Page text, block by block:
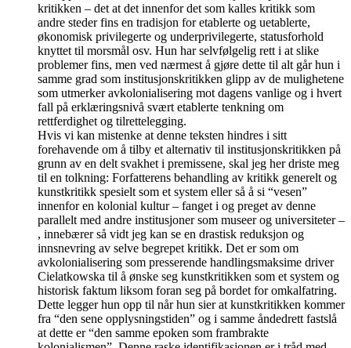
kritikken – det at det innenfor det som kalles kritikk som
andre steder fins en tradisjon for etablerte og uetablerte,
økonomisk privilegerte og underprivilegerte, statusforhold
knyttet til morsmål osv. Hun har selvfølgelig rett i at slike
problemer fins, men ved nærmest å gjøre dette til alt går hun i
samme grad som institusjonskritikken glipp av de mulighetene
som utmerker avkolonialisering mot dagens vanlige og i hvert
fall på erklæringsnivå svært etablerte tenkning om
rettferdighet og tilrettelegging.
Hvis vi kan mistenke at denne teksten hindres i sitt
forehavende om å tilby et alternativ til institusjonskritikken på
grunn av en delt svakhet i premissene, skal jeg her driste meg
til en tolkning: Forfatterens behandling av kritikk generelt og
kunstkritikk spesielt som et system eller så å si “vesen”
innenfor en kolonial kultur – fanget i og preget av denne
parallelt med andre institusjoner som museer og universiteter –
, innebærer så vidt jeg kan se en drastisk reduksjon og
innsnevring av selve begrepet kritikk. Det er som om
avkolonialisering som presserende handlingsmaksime driver
Cielatkowska til å ønske seg kunstkritikken som et system og
historisk faktum liksom foran seg på bordet for omkalfatring.
Dette legger hun opp til når hun sier at kunstkritikken kommer
fra “den sene opplysningstiden” og i samme åndedrett fastslå
at dette er “den samme epoken som frambrakte